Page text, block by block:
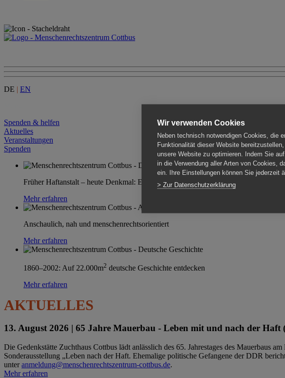
DE | EN
Spenden & helfen
Aktuelles
Veranstaltungen
Spenden
Früher Haftanstalt – heute Denkmal: Einen Ort im Wandel erleben
Mehr erfahren
Anschaulich, nah und menschenrechtsorientiert
Mehr erfahren
1860–2002: Auf 22.000m2 deutsche Geschichte entdecken
Mehr erfahren
AKTUELLES
13. August 2026 | 65 Jahre Mauerbau - Leben mit und nach der Haft
Die Gedenkstätte Zuchthaus Cottbus lädt anlässlich des 65. Jahrestages des Mauerbaus
Sonderausstellung „Leben nach der Haft. Ehemalige politische Gefangene der DDR
unteranmeldung@menschenrechtszentrum-cottbus.de.
Mehr erfahren
Wir verwenden Cookies
Neben technisch notwendigen Cookies, die
Funktionalität dieser Website
unsere Website zu optimieren. Indem Sie
in die Verwendung aller Arten von Cookies,
ein. Ihre Einstellungen können Sie jederzeit
> Zur Datenschutzerklärung